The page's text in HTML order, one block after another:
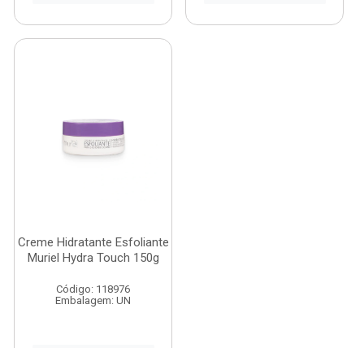
Creme Hidratante Esfoliante
Muriel Hydra Touch 150g
Código: 118976
Embalagem: UN